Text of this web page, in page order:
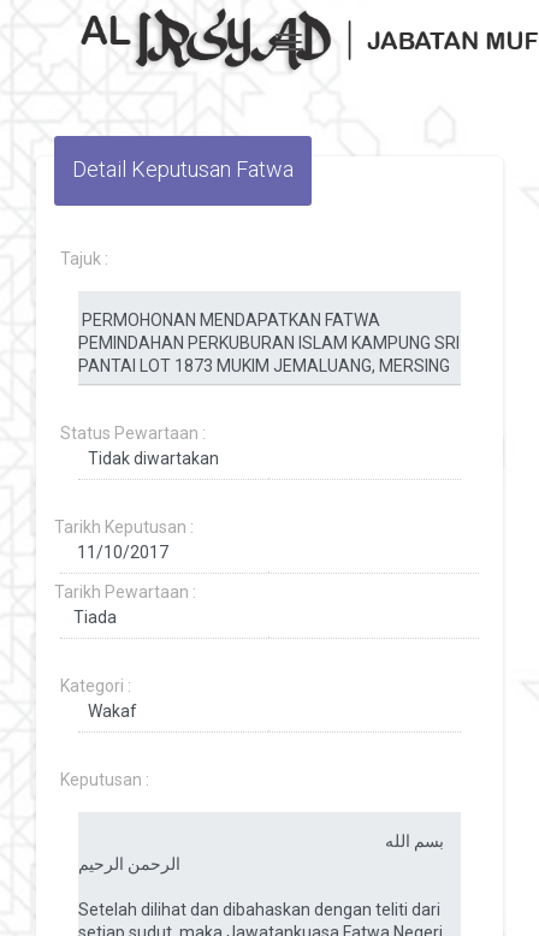
Toggle navigation
Detail Keputusan Fatwa
Tajuk :
Status Pewartaan :
Tarikh Keputusan :
Tarikh Pewartaan :
Kategori :
Keputusan :